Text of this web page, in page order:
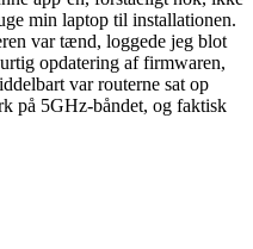
min laptop til installationen.
var tænd, loggede jeg blot
opdatering af firmwaren,
var routerne sat op
på 5GHz-båndet, og faktisk